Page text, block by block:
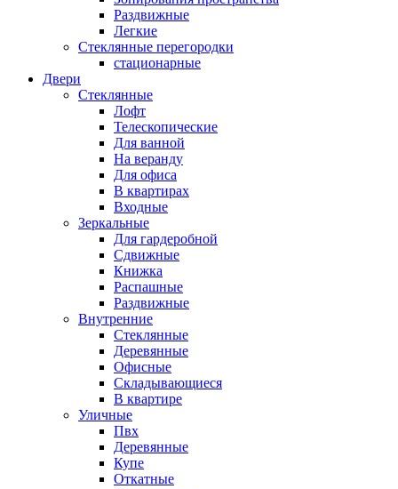
Раздвижные
Легкие
Стеклянные перегородки
стационарные
Двери
Стеклянные
Лофт
Телескопические
Для ванной
На веранду
Для офиса
В квартирах
Входные
Зеркальные
Для гардеробной
Сдвижные
Книжка
Распашные
Раздвижные
Внутренние
Стеклянные
Деревянные
Офисные
Складывающиеся
В квартире
Уличные
Пвх
Деревянные
Купе
Откатные